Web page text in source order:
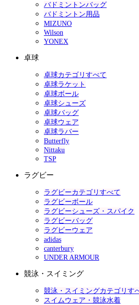
バドミントンバッグ
バドミントン用品
MIZUNO
Wilson
YONEX
卓球
卓球カテゴリすべて
卓球ラケット
卓球ボール
卓球シューズ
卓球バッグ
卓球ウェア
卓球ラバー
Butterfly
Nittaku
TSP
ラグビー
ラグビーカテゴリすべて
ラグビーボール
ラグビーシューズ・スパイク
ラグビーバッグ
ラグビーウェア
adidas
canterbury
UNDER ARMOUR
競泳・スイミング
競泳・スイミングカテゴリす
スイムウェア・競泳水着